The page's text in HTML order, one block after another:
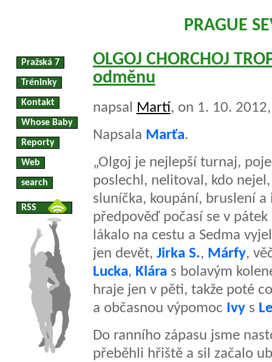
PRAGUE
Pražská 7
Tréninky
Kontakt
Whose Baby
Reporty
Web
search
RSS
OLGOJ CHORCHOJ
odměnu
napsal Martí, on 1. 10.
Napsala Marťa.
„Olgoj je nejlepší turnaj,
poslechl, nelitoval, kdo
sluníčka, koupání, bruslení
předpověď počasí se v
lákalo na cestu a Sedma
jen devět, Jirka S., Márfy,
Lucka, Klára s bolavým
hraje jen v pěti, takže poté
a občasnou výpomoc Ivys
Do ranního zápasu jsme
přeběhli hřiště a sil začalo